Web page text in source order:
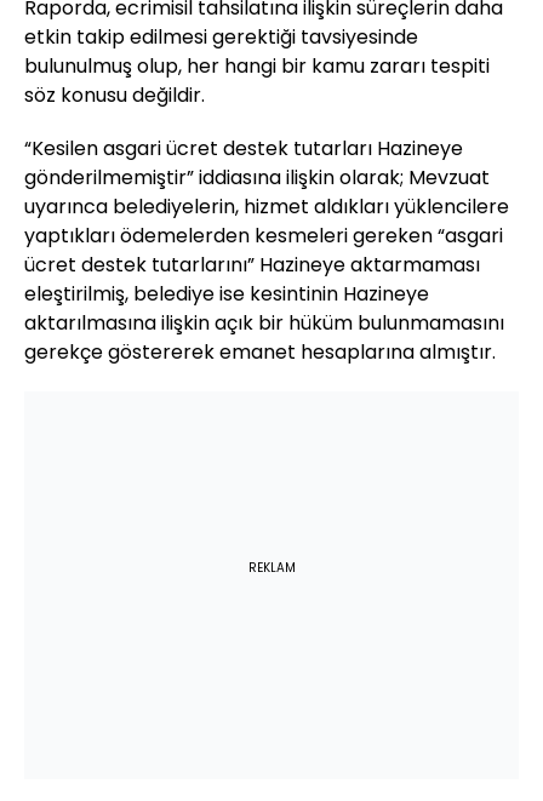
Raporda, ecrimisil tahsilatına ilişkin süreçlerin daha
etkin takip edilmesi gerektiği tavsiyesinde
bulunulmuş olup, her hangi bir kamu zararı tespiti
söz konusu değildir.
“Kesilen asgari ücret destek tutarları Hazineye
gönderilmemiştir” iddiasına ilişkin olarak; Mevzuat
uyarınca belediyelerin, hizmet aldıkları yüklencilere
yaptıkları ödemelerden kesmeleri gereken “asgari
ücret destek tutarlarını” Hazineye aktarmaması
eleştirilmiş, belediye ise kesintinin Hazineye
aktarılmasına ilişkin açık bir hüküm bulunmamasını
gerekçe göstererek emanet hesaplarına almıştır.
REKLAM